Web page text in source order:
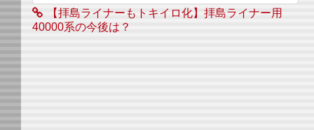
【拝島ライナーもトキイロ化】拝島ライナー用
40000系の今後は？